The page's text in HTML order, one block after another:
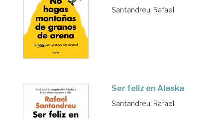
Santandreu, Rafael
Ser feliz en Alaska
Santandreu, Rafael